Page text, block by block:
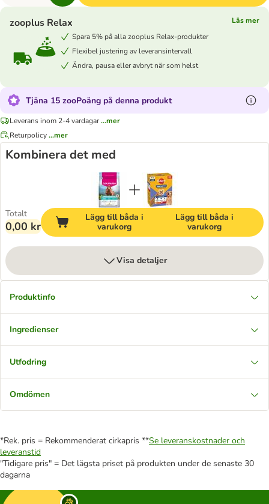
zooplus Relax
Läs mer
Spara 5% på alla zooplus Relax-produkter
Flexibel justering av leveransintervall
Ändra, pausa eller avbryt när som helst
Tjäna 15 zooPoäng på denna produkt
Leverans inom 2-4 vardagar...mer
Returpolicy...mer
Kombinera det med
Totalt
0,00 kr
Lägg till båda i
varukorg
Lägg till båda i
varukorg
Visa detaljer
Produktinfo
Ingredienser
Utfodring
Omdömen
*Rek. pris = Rekommenderat cirkapris **Se leveranskostnader och
leveranstid
"Tidigare pris" = Det lägsta priset på produkten under de senaste 30
dagarna